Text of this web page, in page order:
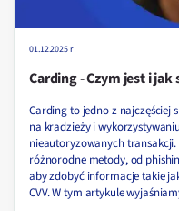
01.12.2025 r
Carding - Czym jest i
Carding to jedno z najczęściej
na kradzieży i
nieautoryzowanych
różnorodne metody, od
aby zdobyć informacje takie
CVV. W tym artykule